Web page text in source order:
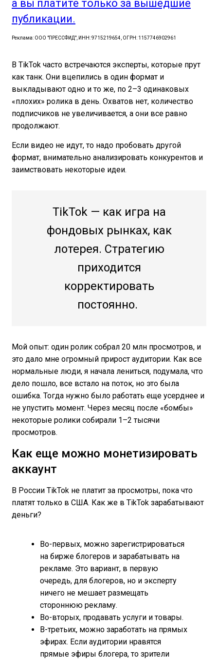
а вы платите только за вышедшие
публикации.
Реклама: ООО "ПРЕССФИД", ИНН: 9715219654, ОГРН: 1157746902961
В TikTok часто встречаются эксперты, которые прут
как танк. Они вцепились в один формат и
выкладывают одно и то же, по 2–3 одинаковых
«плохих» ролика в день. Охватов нет, количество
подписчиков не увеличивается, а они все равно
продолжают.
Если видео не идут, то надо пробовать другой
формат, внимательно анализировать конкурентов и
заимствовать некоторые идеи.
TikTok — как игра на
фондовых рынках, как
лотерея. Стратегию
приходится
корректировать
постоянно.
Мой опыт: один ролик собрал 20 млн просмотров, и
это дало мне огромный прирост аудитории. Как все
нормальные люди, я начала лениться, подумала, что
дело пошло, все встало на поток, но это была
ошибка. Тогда нужно было работать еще усерднее и
не упустить момент. Через месяц после «бомбы»
некоторые ролики собирали 1–2 тысячи
просмотров.
Как еще можно монетизировать
аккаунт
В России TikTok не платит за просмотры, пока что
платят только в США. Как же в TikTok зарабатывают
деньги?
Во-первых, можно зарегистрироваться
на бирже блогеров и зарабатывать на
рекламе. Это вариант, в первую
очередь, для блогеров, но и эксперту
ничего не мешает размещать
стороннюю рекламу.
Во-вторых, продавать услуги и товары.
В-третьих, можно заработать на прямых
эфирах. Если аудитории нравятся
прямые эфиры блогера, то зрители